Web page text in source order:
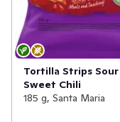
Tortilla Strips Sour
Sweet Chili
185 g, Santa Maria